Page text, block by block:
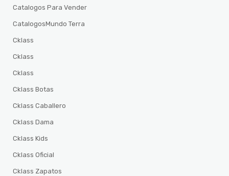
Catalogos Para Vender
CatalogosMundo Terra
Cklass
Cklass
Cklass
Cklass Botas
Cklass Caballero
Cklass Dama
Cklass Kids
Cklass Oficial
Cklass Zapatos